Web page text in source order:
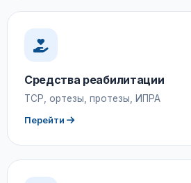
Средства реабилитации
ТСР, ортезы, протезы, ИПРА
Перейти